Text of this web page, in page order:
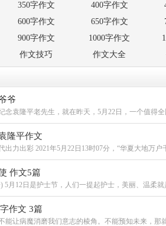
350字作文 400字作文
600字作文 650字作文
900字作文 1000字作文
作文技巧 作文大全
爷
袁隆平老先生，就在昨天，5月22日，一个值得全
隆平作文
出力出彩 2021年5月22日13时07分，“华夏大地万户
作文5篇
5月12日是护士节，人们一提起护士，美丽、温柔就
作文 3篇
能让病魔消磨我们意志的棱角。不能预知未来，那